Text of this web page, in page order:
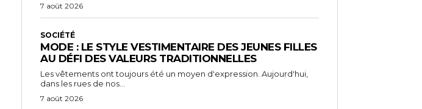
7 août 2026
SOCIÉTÉ
MODE : LE STYLE VESTIMENTAIRE DES JEUNES FILLES
AU DÉFI DES VALEURS TRADITIONNELLES
Les vêtements ont toujours été un moyen d'expression. Aujourd'hui,
dans les rues de nos...
7 août 2026